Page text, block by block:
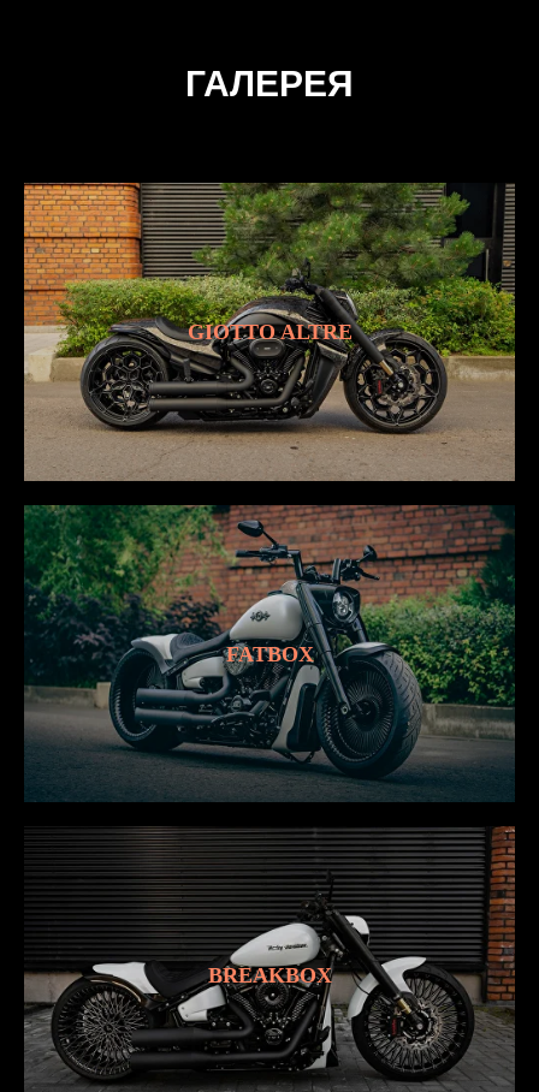
ГАЛЕРЕЯ
GIOTTO ALTRE
FATBOX
BREAKBOX
НАШ БЛОГ НАYOUTUBE